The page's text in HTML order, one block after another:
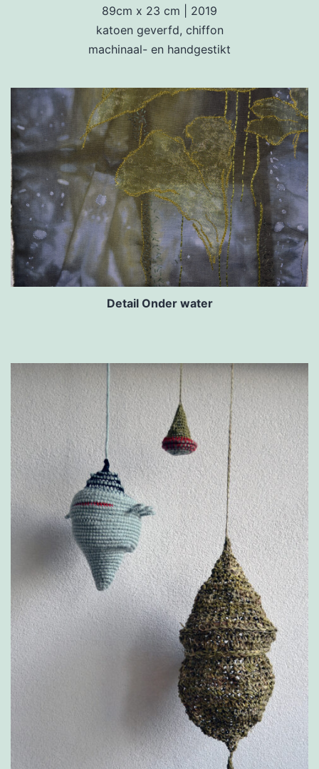
89cm x 23 cm | 2019
katoen geverfd, chiffon
machinaal- en handgestikt
Detail Onder water